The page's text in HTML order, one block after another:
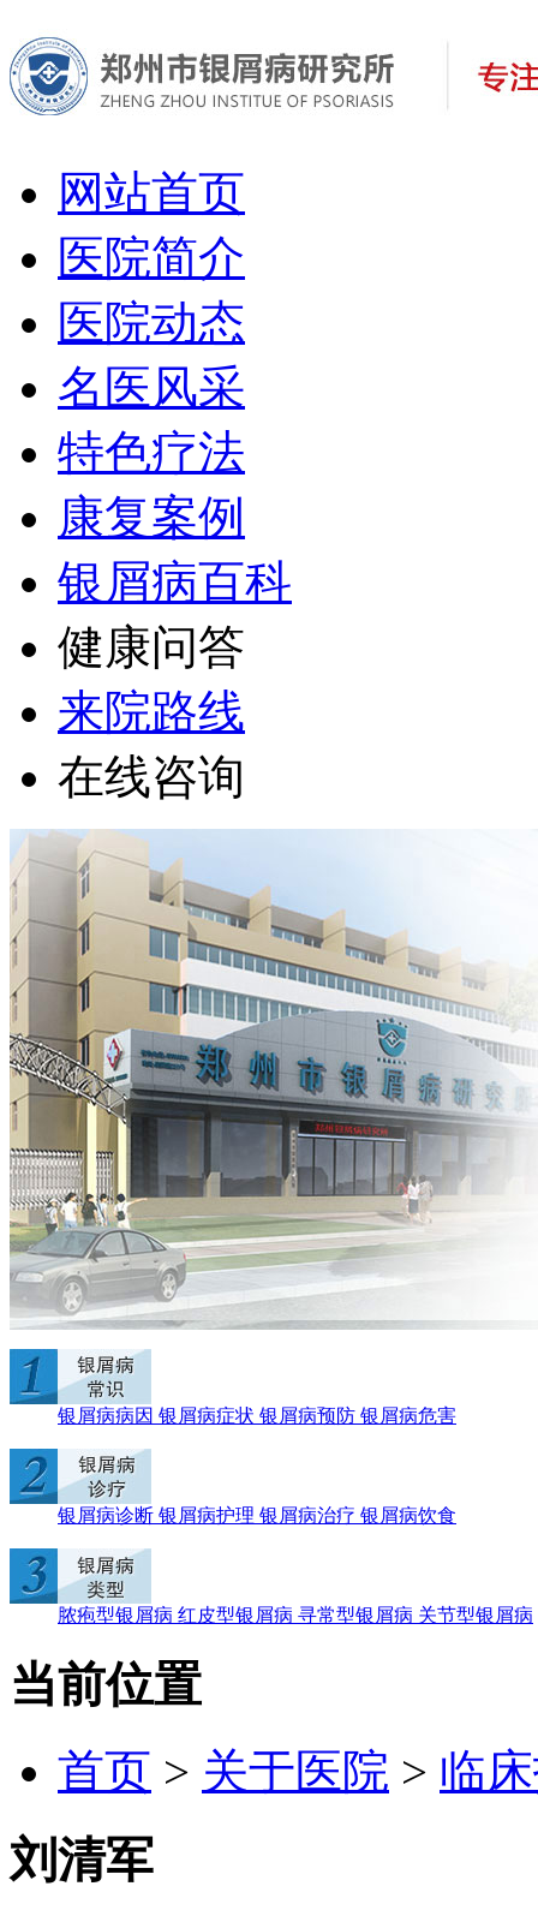
网站首页
医院简介
医院动态
名医风采
特色疗法
康复案例
银屑病百科
健康问答
来院路线
在线咨询
银屑病病因 银屑病症状 银屑病预防 银屑病危害
银屑病诊断 银屑病护理 银屑病治疗 银屑病饮食
脓疱型银屑病 红皮型银屑病 寻常型银屑病 关节型银屑病
当前位置
首页 > 关于医院 > 临
刘清军